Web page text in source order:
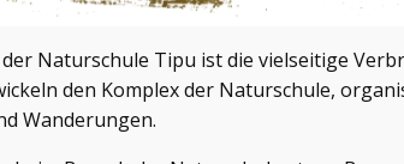
der Naturschule Tipu ist die vielseitige
den Komplex der Naturschule,
Wanderungen.